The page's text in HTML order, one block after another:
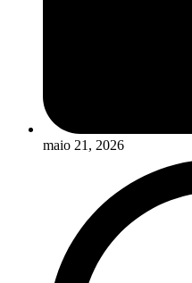
maio 21, 2026